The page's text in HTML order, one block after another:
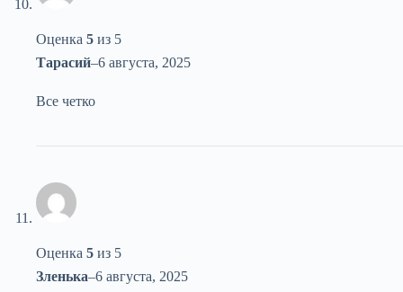
Оценка 5 из 5
Тарасий–6 августа, 2025
Все четко
Оценка 5 из 5
Зленька–6 августа, 2025